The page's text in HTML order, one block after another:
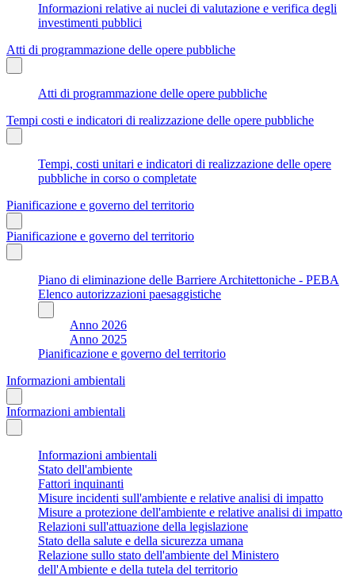
Informazioni relative ai nuclei di valutazione e verifica degli
investimenti pubblici
Atti di programmazione delle opere pubbliche
Atti di programmazione delle opere pubbliche
Tempi costi e indicatori di realizzazione delle opere pubbliche
Tempi, costi unitari e indicatori di realizzazione delle opere
pubbliche in corso o completate
Pianificazione e governo del territorio
Pianificazione e governo del territorio
Piano di eliminazione delle Barriere Architettoniche - PEBA
Elenco autorizzazioni paesaggistiche
Anno 2026
Anno 2025
Pianificazione e governo del territorio
Informazioni ambientali
Informazioni ambientali
Informazioni ambientali
Stato dell'ambiente
Fattori inquinanti
Misure incidenti sull'ambiente e relative analisi di impatto
Misure a protezione dell'ambiente e relative analisi di impatto
Relazioni sull'attuazione della legislazione
Stato della salute e della sicurezza umana
Relazione sullo stato dell'ambiente del Ministero
dell'Ambiente e della tutela del territorio